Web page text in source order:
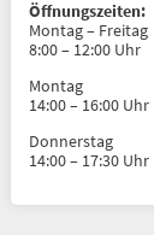
Öffnungszeiten:
Montag – Freitag
8:00 – 12:00 Uhr
Montag
14:00 – 16:00 Uhr
Donnerstag
14:00 – 17:30 Uhr